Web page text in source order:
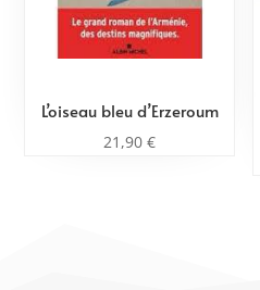
L’oiseau bleu d’Erzeroum
21,90€